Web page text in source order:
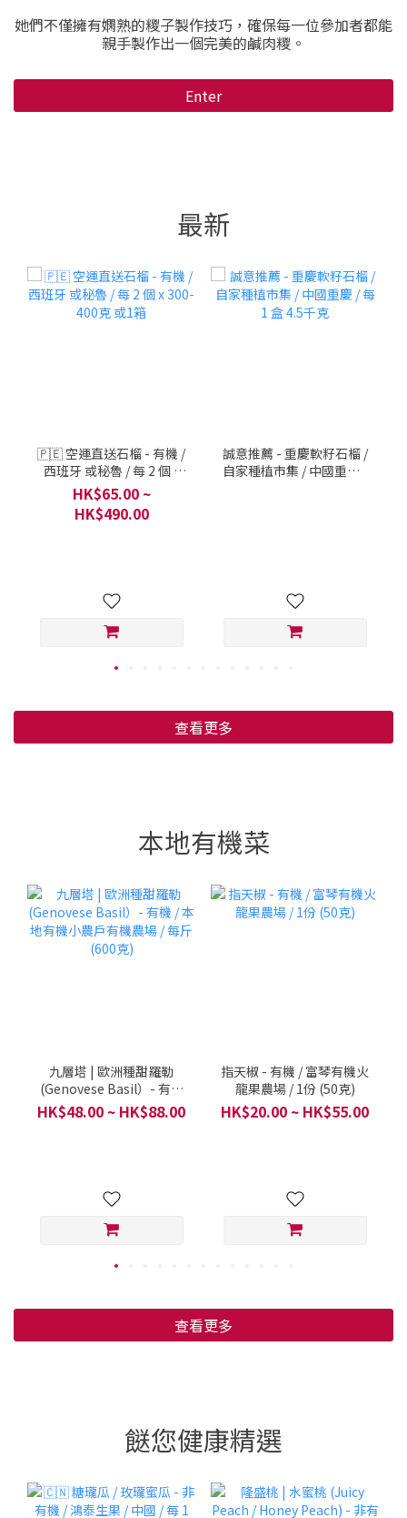
她們不僅擁有嫻熟的糭子製作技巧，確保每一位參加者都能
親手製作出一個完美的鹹肉糭。
Enter
最新
🇵🇪 空運直送石榴 - 有機 /
西班牙 或秘魯 / 每 2 個 x
300-400克 或1箱
HK$65.00 ~
HK$490.00
誠意推薦 - 重慶軟籽石榴 /
自家種植市集 / 中國重慶 /
查看更多
本地有機菜
九層塔 | 歐洲種甜羅勒
(Genovese Basil）- 有機
/ 本地有機小農戶有機農場
/ 每斤 (600克)
HK$48.00 ~ HK$88.00
指天椒 - 有機 / 富琴有機火
龍果農場 / 1份 (50克)
HK$20.00 ~ HK$55.00
查看更多
餸您健康精選